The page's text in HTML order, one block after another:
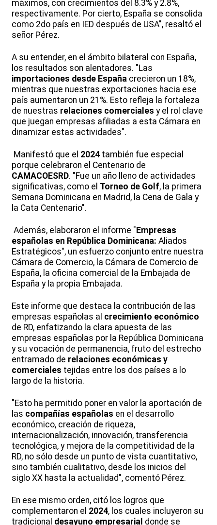
máximos, con crecimientos del 8.3% y 2.8%,
respectivamente. Por cierto, España se consolida
como 2do país en IED después de USA", resaltó el
señor Pérez.
A su entender, en el ámbito bilateral con España,
los resultados son alentadores. "Las
importaciones desde España crecieron un 18%,
mientras que nuestras exportaciones hacia ese
país aumentaron un 21%. Esto refleja la fortaleza
de nuestras relaciones comerciales y el rol clave
que juegan empresas afiliadas a esta Cámara en
dinamizar estas actividades".
Manifestó que el 2024 también fue especial
porque celebraron el Centenario de
CAMACOESRD. "Fue un año lleno de actividades
significativas, como el Torneo de Golf, la primera
Semana Dominicana en Madrid, la Cena de Gala y
la Cata Centenario".
Además, elaboraron el informe " Empresas
españolas en República Dominicana: Aliados
Estratégicos", un esfuerzo conjunto entre nuestra
Cámara de Comercio, la Cámara de Comercio de
España, la oficina comercial de la Embajada de
España y la propia Embajada.
Este informe que destaca la contribución de las
empresas españolas al crecimiento económico
de RD, enfatizando la clara apuesta de las
empresas españolas por la República Dominicana
y su vocación de permanencia, fruto del estrecho
entramado de relaciones económicas y
comerciales tejidas entre los dos países a lo
largo de la historia.
"Esto ha permitido poner en valor la aportación de
las compañías españolas en el desarrollo
económico, creación de riqueza,
internacionalización, innovación, transferencia
tecnológica, y mejora de la competitividad de la
RD, no sólo desde un punto de vista cuantitativo,
sino también cualitativo, desde los inicios del
siglo XX hasta la actualidad", comentó Pérez.
En ese mismo orden, citó los logros que
complementaron el 2024, los cuales incluyeron su
tradicional desayuno empresarial donde se